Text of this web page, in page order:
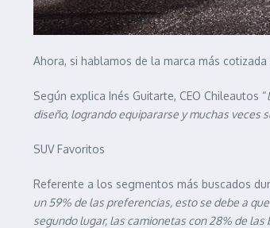
Ahora, si hablamos de la marca más
Según explica Inés Guitarte, CEO Chileautos “
diseño, logrando equipararse y muchas veces
SUV Favoritos
Referente a los segmentos más buscados
un 59% de las preferencias, esto se debe a
segundo lugar, las camionetas con 28% de